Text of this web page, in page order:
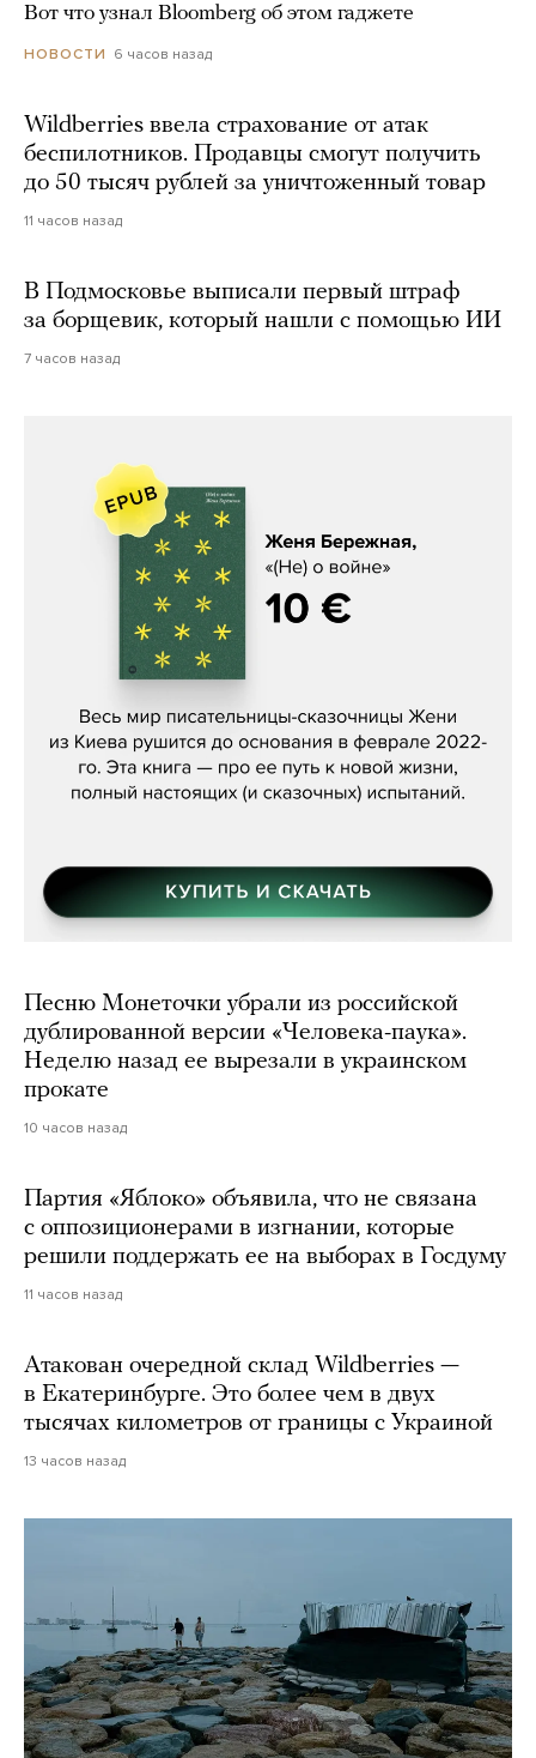
Вот что узнал Bloomberg об этом гаджете
НОВОСТИ 6 часов назад
Wildberries ввела страхование от атак
беспилотников. Продавцы смогут получить
до 50 тысяч рублей за уничтоженный товар
11 часов назад
В Подмосковье выписали первый штраф
за борщевик, который нашли с помощью ИИ
7 часов назад
Женя Бережная, «(Не) о войне»
Песню Монеточки убрали из российской
дублированной версии «Человека-паука».
Неделю назад ее вырезали в украинском
прокате
10 часов назад
Партия «Яблоко» объявила, что не связана
с оппозиционерами в изгнании, которые
решили поддержать ее на выборах в Госдуму
11 часов назад
Атакован очередной склад Wildberries —
в Екатеринбурге. Это более чем в двух
тысячах километров от границы с Украиной
13 часов назад